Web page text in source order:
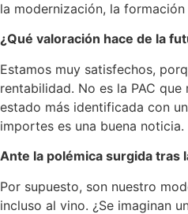
la modernización, la
¿Qué valoración hace de la
Estamos muy satisfechos,
rentabilidad. No es la PAC
estado más identificada con
importes es una buena noticia.
Ante la polémica surgida tras
Por supuesto, son nuestro
incluso al vino. ¿Se imaginan